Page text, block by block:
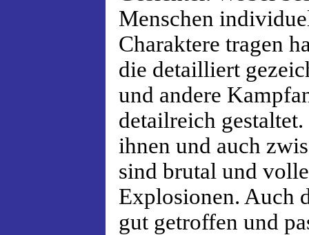
Menschen
Charaktere tragen
die detailliert
und andere
detailreich
ihnen und auch
sind brutal und
Explosionen. Auch
gut getroffen und